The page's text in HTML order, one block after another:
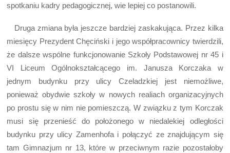
spotkaniu kadry pedagogicznej, wie lepiej co postanowili.
Druga zmiana była jeszcze bardziej zaskakująca. Przez kilka
miesięcy Prezydent Chęciński i jego współpracownicy twierdzili,
że dalsze wspólne funkcjonowanie Szkoły Podstawowej nr 45 i
VI Liceum Ogólnokształcącego im. Janusza Korczaka w
jednym budynku przy ulicy Czeladzkiej jest niemożliwe,
ponieważ obydwie szkoły w nowych realiach organizacyjnych
po prostu się w nim nie pomieszczą. W związku z tym Korczak
musi się przenieść do położonego w niedalekiej odległości
budynku przy ulicy Zamenhofa i połączyć ze znajdującym się
tam Gimnazjum nr 13, które w przeciwnym razie pozostałoby